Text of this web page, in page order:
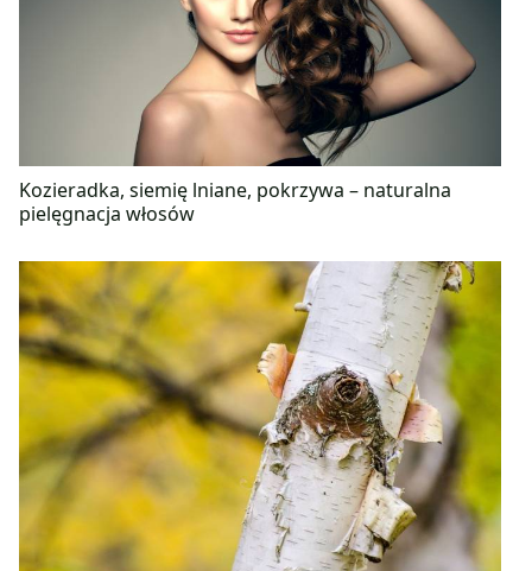
Kozieradka, siemię lniane, pokrzywa – naturalna
pielęgnacja włosów